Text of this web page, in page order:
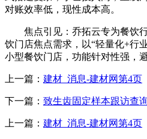
对账效率低，现性成本高。
焦点引见：乔拓云专为餐饮行
饮门店焦点需求，以“轻量化+行
小型餐饮门店，功能针对性强，
上一篇： 建材_消息-建材网第4页
下一篇： 致生齿固定样本跟访查
上一篇： 建材_消息-建材网第4页